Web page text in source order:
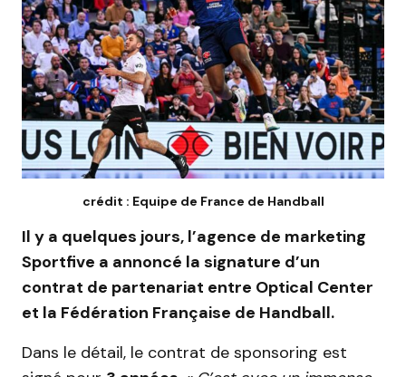
crédit : Equipe de France de Handball
Il y a quelques jours, l’agence de marketing
Sportfive a annoncé la signature d’un
contrat de partenariat entre Optical Center
et la Fédération Française de Handball.
Dans le détail, le contrat de sponsoring est